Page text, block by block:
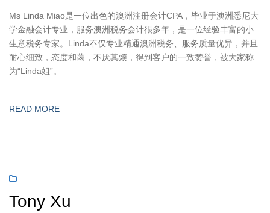
Ms Linda Miao是一位出色的澳洲注册会计CPA，毕业于澳洲悉尼大
学金融会计专业，服务澳洲税务会计很多年，是一位经验丰富的小
生意税务专家。Linda不仅专业精通澳洲税务、服务质量优异，并且
耐心细致，态度和蔼，不厌其烦，得到客户的一致赞誉，被大家称
为“Linda姐”。
READ MORE
Tony Xu